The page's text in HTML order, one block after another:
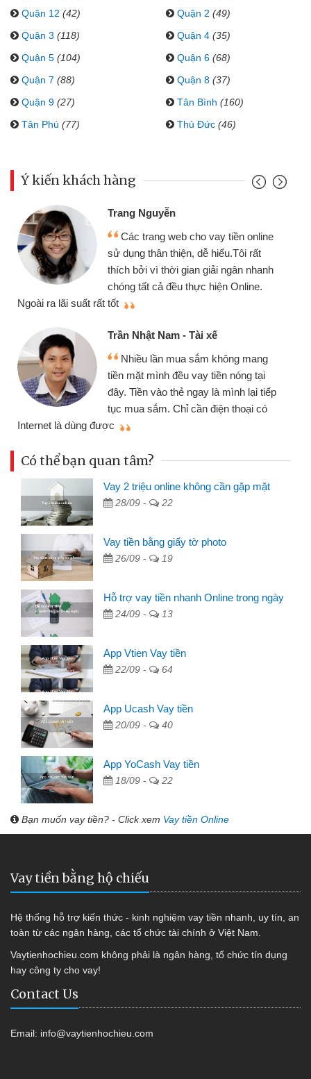
Quận 12 (42) Quận 2 (49)
Quận 3 (118) Quận 4 (35)
Quận 5 (104) Quận 6 (68)
Quận 7 (88) Quận 8 (37)
Quận 9 (27) Tân Bình (160)
Tân Phú (77) Thủ Đức (46)
Ý kiến khách hàng
Trang Nguyễn
Các trang web cho vay tiền online
sử dụng thân thiện, dễ hiểu.Tôi rất
thích bởi vì thời gian giải ngân nhanh
chóng tất cả đều thực hiện Online.
Ngoài ra lãi suất rất tốt
Trần Nhật Nam - Tài xế
Nhiều lần mua sắm không mang
tiền mặt mình đều vay tiền nóng tại
đây. Tiền vào thẻ ngay là mình lại tiếp
tục mua sắm. Chỉ cần điện thoại có
Internet là dùng được
Có thể bạn quan tâm?
Vay 2 triệu online không cần gặp mặt
28/09 - 22
Vay tiền bằng giấy tờ photo
26/09 - 19
Hỗ trợ vay tiền nhanh Online trong ngày
24/09 - 13
App Vtien Vay tiền
22/09 - 64
App Ucash Vay tiền
20/09 - 40
App YoCash Vay tiền
18/09 - 22
Bạn muốn vay tiền? - Click xem Vay tiền Online
Vay tiền bằng hộ chiếu
Hệ thống hỗ trợ kiến thức - kinh nghiệm vay tiền nhanh, uy tín, an
toàn từ các ngân hàng, các tổ chức tài chính ở Việt Nam.
Vaytienhochieu.com không phải là ngân hàng, tổ chức tín dụng
hay công ty cho vay!
Contact Us
Email: info@vaytienhochieu.com